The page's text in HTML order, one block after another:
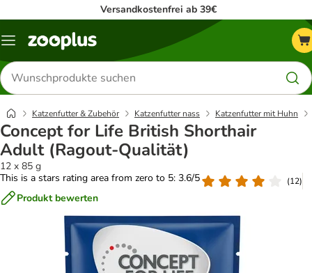
Versandkostenfrei ab 39€
Menü
Produkte
suchen
Katzenfutter & Zubehör Katzenfutter nass Katzenfutter mit Huhn
Concept for Life British Shorthair
Adult (Ragout-Qualität)
12 x 85 g
This is a stars rating area from zero to 5: 3.6/5
(12)
Produkt bewerten